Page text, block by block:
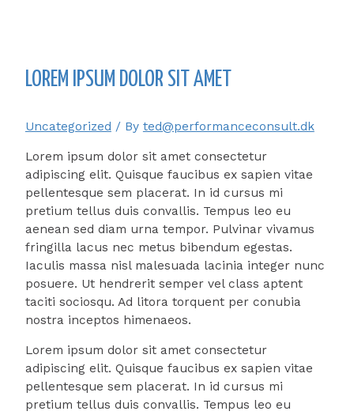
LOREM IPSUM DOLOR SIT AMET
Uncategorized / By ted@performanceconsult.dk
Lorem ipsum dolor sit amet consectetur
adipiscing elit. Quisque faucibus ex sapien vitae
pellentesque sem placerat. In id cursus mi
pretium tellus duis convallis. Tempus leo eu
aenean sed diam urna tempor. Pulvinar vivamus
fringilla lacus nec metus bibendum egestas.
Iaculis massa nisl malesuada lacinia integer nunc
posuere. Ut hendrerit semper vel class aptent
taciti sociosqu. Ad litora torquent per conubia
nostra inceptos himenaeos.
Lorem ipsum dolor sit amet consectetur
adipiscing elit. Quisque faucibus ex sapien vitae
pellentesque sem placerat. In id cursus mi
pretium tellus duis convallis. Tempus leo eu